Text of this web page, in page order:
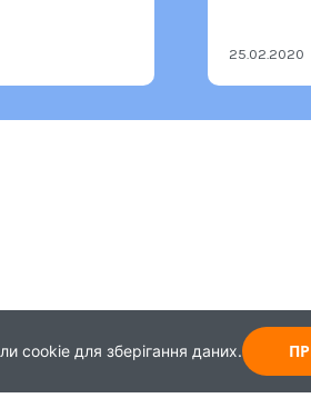
25.02.2020
cookie для зберігання даних.